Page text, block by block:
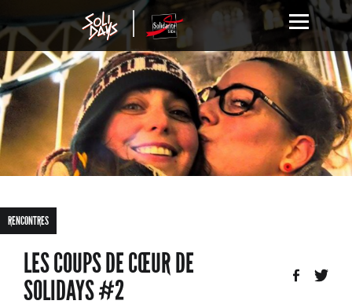
RENCONTRES
LES COUPS DE CŒUR DE
SOLIDAYS #2